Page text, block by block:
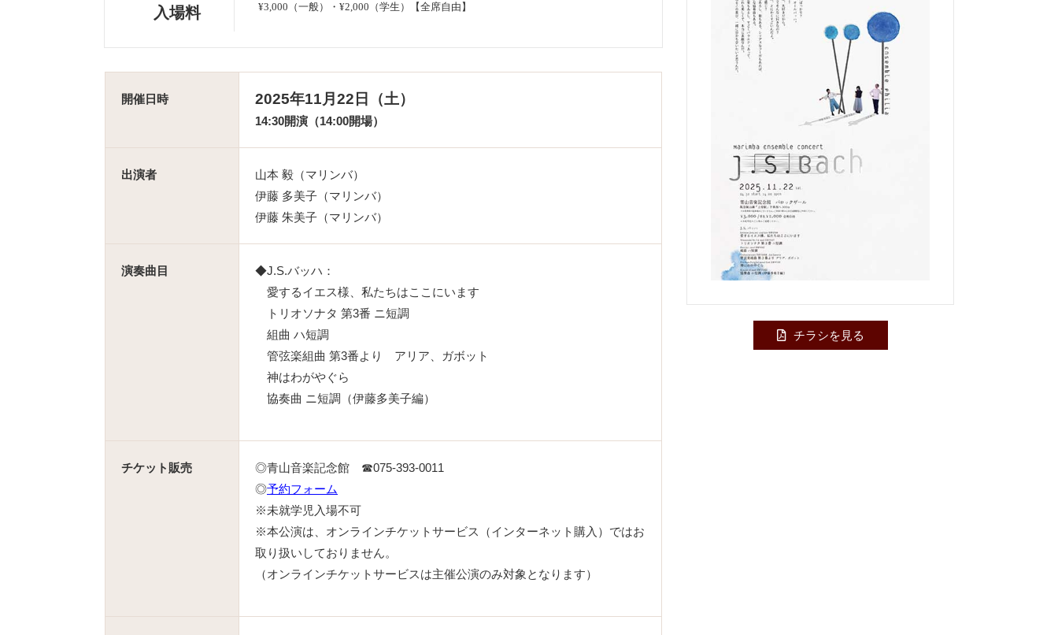
入場料 ¥3,000（一般）・¥2,000（学生）【全席自由】
開催日時 2025年11月22日（土）
14:30開演（14:00開場）
出演者
山本 毅（マリンバ）
伊藤 多美子（マリンバ）
伊藤 朱美子（マリンバ）
演奏曲目
◆J.S.バッハ：
愛するイエス様、私たちはここにいます
トリオソナタ 第3番 ニ短調
組曲 ハ短調
管弦楽組曲 第3番より アリア、ガボット
神はわがやぐら
協奏曲 ニ短調（伊藤多美子編）
チケット販売
◎青山音楽記念館 ☎075-393-0011
◎予約フォーム
※未就学児入場不可
※本公演は、オンラインチケットサービス（インターネット購入）ではお
取り扱いしておりません。
（オンラインチケットサービスは主催公演のみ対象となります）
チラシを見る